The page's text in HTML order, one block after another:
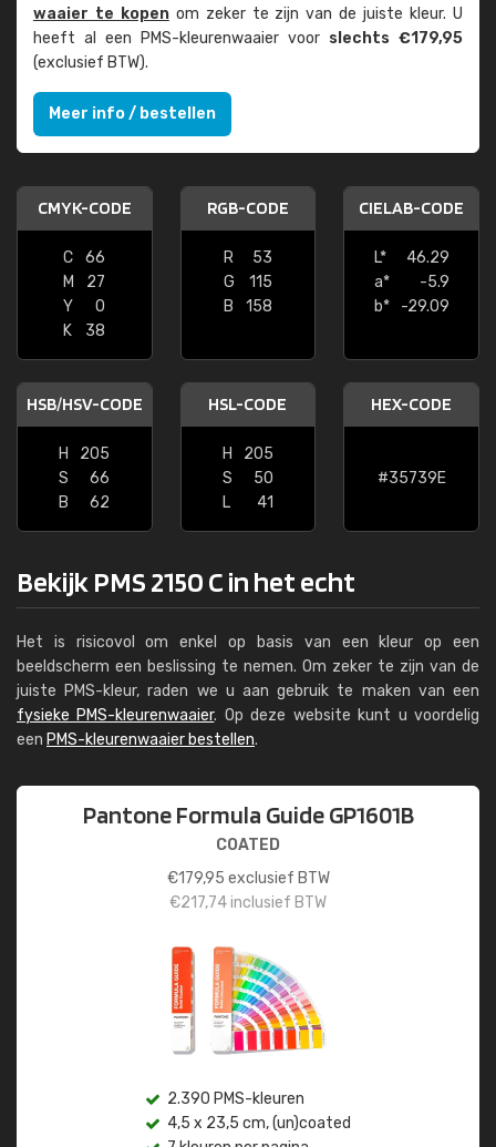
waaier te kopenom zeker te zijn van de juiste kleur. U
heeft al een PMS-kleuren­waaier voor slechts €179,95
(exclusief BTW).
Meer info / bestellen
CMYK-CODE
C
66
M
27
Y
0
K
38
RGB-CODE
R
53
G
115
B
158
CIELAB-CODE
L*
46.29
a*
-5.9
b*
-29.09
HSB/HSV-CODE
H
205
S
66
B
62
HSL-CODE
H
205
S
50
L
41
HEX-CODE
#35739E
Bekijk PMS 2150 C in het echt
Het is risicovol om enkel op basis van een kleur op een
beeldscherm een beslissing te nemen. Om zeker te zijn van de
juiste PMS-kleur, raden we u aan gebruik te maken van een
fysieke PMS-kleurenwaaier. Op deze website kunt u voordelig
een PMS-kleurenwaaier bestellen.
Pantone Formula Guide GP1601B
COATED
€179,95 exclusief BTW
€217,74inclusief BTW
2.390 PMS-kleuren
4,5 x 23,5 cm, (un)coated